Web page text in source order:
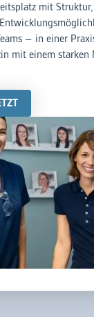
mit Struktur,
– in einer
mit einem starken